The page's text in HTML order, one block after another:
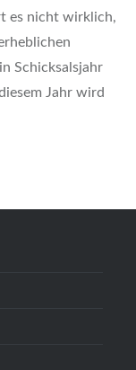
es nicht wirklich,
Schicksalsjahr
Jahr wird